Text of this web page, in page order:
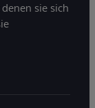
sie sich